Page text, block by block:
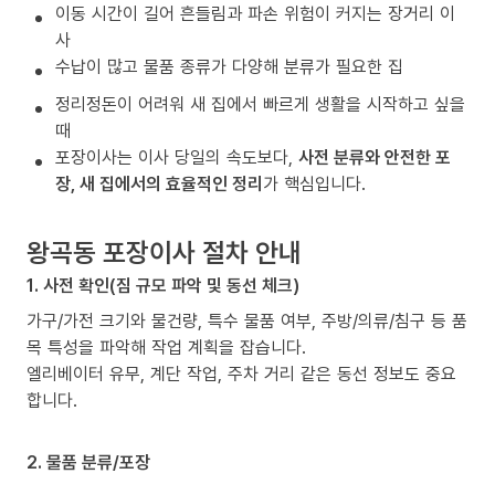
이동 시간이 길어 흔들림과 파손 위험이 커지는 장거리 이
사
수납이 많고 물품 종류가 다양해 분류가 필요한 집
정리정돈이 어려워 새 집에서 빠르게 생활을 시작하고 싶을
때
포장이사는 이사 당일의 속도보다, 사전 분류와 안전한 포
장, 새 집에서의 효율적인 정리가 핵심입니다.
왕곡동 포장이사 절차 안내
1. 사전 확인(짐 규모 파악 및 동선 체크)
가구/가전 크기와 물건량, 특수 물품 여부, 주방/의류/침구 등 품
목 특성을 파악해 작업 계획을 잡습니다.
엘리베이터 유무, 계단 작업, 주차 거리 같은 동선 정보도 중요
합니다.
2. 물품 분류/포장